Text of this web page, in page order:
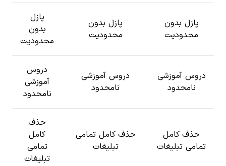
پازل بدون
محدودیت
پازل بدون
محدودیت
پازل
بدون
محدودیت
دروس آموزشی
نامحدود
دروس آموزشی
نامحدود
دروس
آموزشی
نامحدود
حذف کامل
تمامی تبلیغات
حذف کامل تمامی
تبلیغات
حذف
کامل
تمامی
تبلیغات